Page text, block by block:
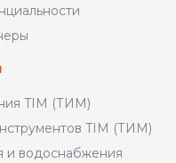
TIM (ТИМ)
TIM (ТИМ)
и водоснабжения